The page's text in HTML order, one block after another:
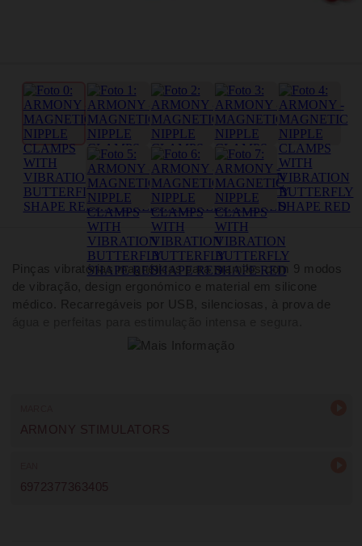
Pinças vibratórias magnéticas para mamilos com 9 modos
de vibração, design ergonómico e material em silicone
médico. Recarregáveis por USB, silenciosas, à prova de
ARMONY STIMULATORS
6972377363405